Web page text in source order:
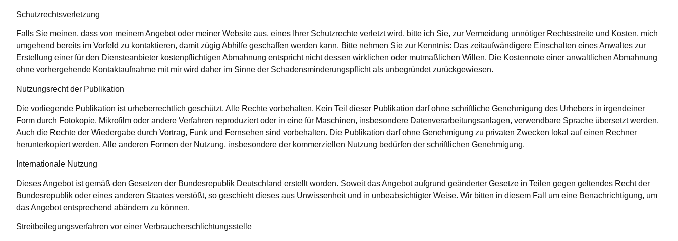
Schutzrechtsverletzung
Falls Sie meinen, dass von meinem Angebot oder meiner Website aus, eines Ihrer Schutzrechte verletzt wird, bitte ich Sie, zur Vermeidung unnötiger Rechtsstreite und Kosten, mich
umgehend bereits im Vorfeld zu kontaktieren, damit zügig Abhilfe geschaffen werden kann. Bitte nehmen Sie zur Kenntnis: Das zeitaufwändigere Einschalten eines Anwaltes zur
Erstellung einer für den Diensteanbieter kostenpflichtigen Abmahnung entspricht nicht dessen wirklichen oder mutmaßlichen Willen. Die Kostennote einer anwaltlichen Abmahnung
ohne vorhergehende Kontaktaufnahme mit mir wird daher im Sinne der Schadensminderungspflicht als unbegründet zurückgewiesen.
Nutzungsrecht der Publikation
Die vorliegende Publikation ist urheberrechtlich geschützt. Alle Rechte vorbehalten. Kein Teil dieser Publikation darf ohne schriftliche Genehmigung des Urhebers in irgendeiner
Form durch Fotokopie, Mikrofilm oder andere Verfahren reproduziert oder in eine für Maschinen, insbesondere Datenverarbeitungsanlagen, verwendbare Sprache übersetzt werden.
Auch die Rechte der Wiedergabe durch Vortrag, Funk und Fernsehen sind vorbehalten. Die Publikation darf ohne Genehmigung zu privaten Zwecken lokal auf einen Rechner
herunterkopiert werden. Alle anderen Formen der Nutzung, insbesondere der kommerziellen Nutzung bedürfen der schriftlichen Genehmigung.
Internationale Nutzung
Dieses Angebot ist gemäß den Gesetzen der Bundesrepublik Deutschland erstellt worden. Soweit das Angebot aufgrund geänderter Gesetze in Teilen gegen geltendes Recht der
Bundesrepublik oder eines anderen Staates verstößt, so geschieht dieses aus Unwissenheit und in unbeabsichtigter Weise. Wir bitten in diesem Fall um eine Benachrichtigung, um
das Angebot entsprechend abändern zu können.
Streitbeilegungsverfahren vor einer Verbraucherschlichtungsstelle